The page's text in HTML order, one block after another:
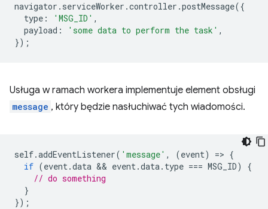
navigator . serviceWorker .controller .postMessage({
type : 'MSG_ID' ,
payload : 'some data to perform the task' ,
});
Usługa w ramach workera implementuje element obsługi
message , który będzie nasłuchiwać tych wiadomości.
self.addEventListener( 'message' , (event) => {
if (event.data && event.data. type === MSG_ID)
{
// do something
}
});